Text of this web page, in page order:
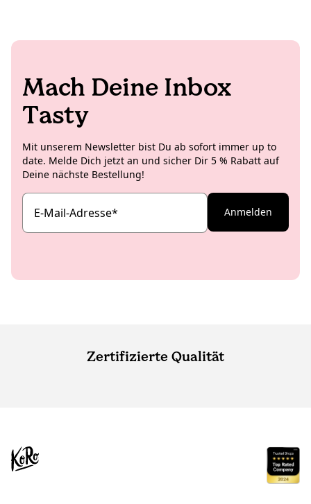
Mach Deine Inbox
Tasty
Mit unserem Newsletter bist Du ab sofort immer up to
date. Melde Dich jetzt an und sicher Dir 5 % Rabatt auf
Deine nächste Bestellung!
E-Mail-Adresse* Anmelden
Zertifizierte Qualität